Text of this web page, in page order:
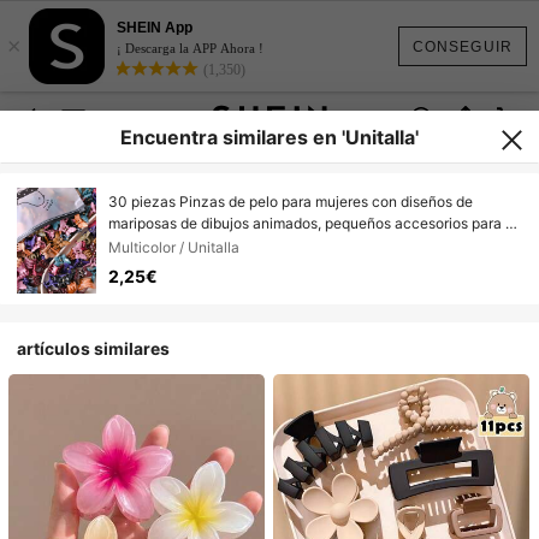
CONSEGUIR
×
SHEIN App
¡ Descarga la APP Ahora !
(1,350)
Encuentra similares en 'Unitalla'
30 piezas Pinzas de pelo para mujeres con diseños de
mariposas de dibujos animados, pequeños accesorios para el
cabello
Multicolor / Unitalla
2,25€
artículos similares